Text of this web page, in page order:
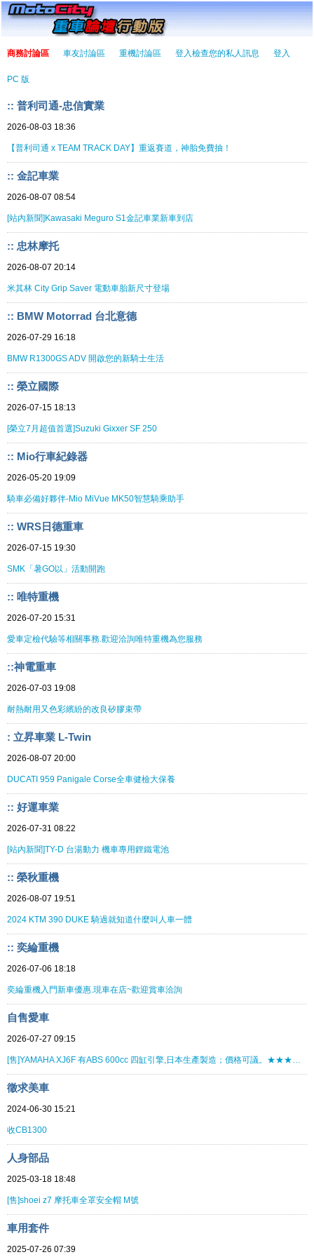
商務討論區 車友討論區 重機討論區 登入檢查您的私人訊息 登入
PC 版
:: 普利司通-忠信實業
2026-08-03 18:36
【普利司通 x TEAM TRACK DAY】重返賽道，神胎免費抽！
:: 金記車業
2026-08-07 08:54
[站內新聞]Kawasaki Meguro S1金記車業新車到店
:: 忠林摩托
2026-08-07 20:14
米其林 City Grip Saver 電動車胎新尺寸登場
:: BMW Motorrad 台北意德
2026-07-29 16:18
BMW R1300GS ADV 開啟您的新騎士生活
:: 榮立國際
2026-07-15 18:13
[榮立7月超值首選]Suzuki Gixxer SF 250
:: Mio行車紀錄器
2026-05-20 19:09
騎車必備好夥伴-Mio MiVue MK50智慧騎乘助手
:: WRS日德重車
2026-07-15 19:30
SMK「暑GO以」活動開跑
:: 唯特重機
2026-07-20 15:31
愛車定檢代驗等相關事務.歡迎洽詢唯特重機為您服務
::神電重車
2026-07-03 19:08
耐熱耐用又色彩繽紛的改良矽膠束帶
: 立昇車業 L-Twin
2026-08-07 20:00
DUCATI 959 Panigale Corse全車健檢大保養
:: 好運車業
2026-07-31 08:22
[站內新聞]TY-D 台湯動力 機車專用鋰鐵電池
:: 榮秋重機
2026-08-07 19:51
2024 KTM 390 DUKE 騎過就知道什麼叫人車一體
:: 奕綸重機
2026-07-06 18:18
奕綸重機入門新車優惠.現車在店~歡迎賞車洽詢
自售愛車
2026-07-27 09:15
[售]YAMAHA XJ6F 有ABS 600cc 四缸引擎,日本生產製造；價格可議。★★★★★★★★
徵求美車
2024-06-30 15:21
收CB1300
人身部品
2025-03-18 18:48
[售]shoei z7 摩托車全罩安全帽 M號
車用套件
2025-07-26 07:39